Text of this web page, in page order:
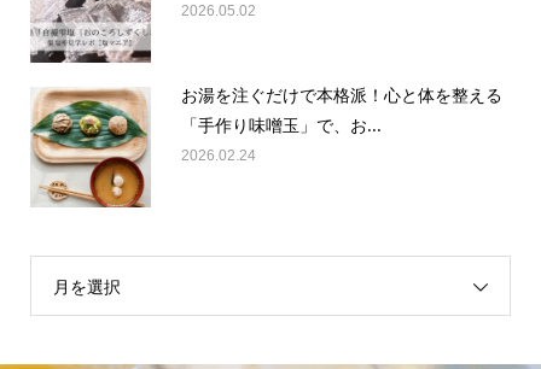
2026.05.02
お湯を注ぐだけで本格派！心と体を整える
「手作り味噌玉」で、お...
2026.02.24
月を選択